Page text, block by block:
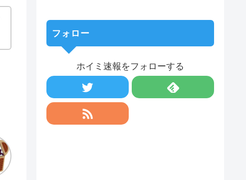
フォロー
ホイミ速報をフォローする